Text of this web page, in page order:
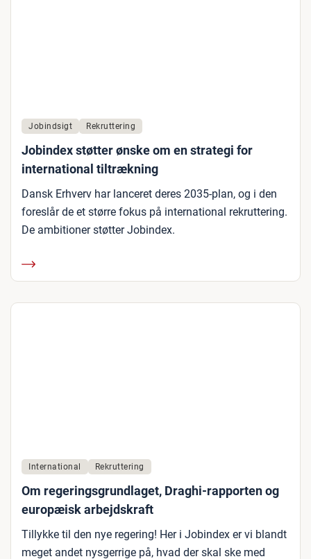
Jobindsigt Rekruttering
Jobindex støtter ønske om en strategi for
international tiltrækning
Dansk Erhverv har lanceret deres 2035-plan, og i den
foreslår de et større fokus på international rekruttering.
De ambitioner støtter Jobindex.
International Rekruttering
Om regeringsgrundlaget, Draghi-rapporten og
europæisk arbejdskraft
Tillykke til den nye regering! Her i Jobindex er vi blandt
meget andet nysgerrige på, hvad der skal ske med